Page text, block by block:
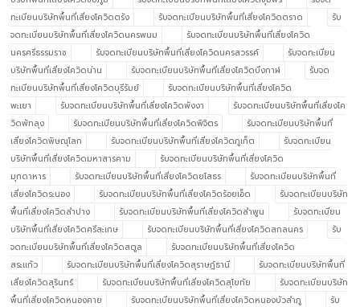
ทะเบียนบริษัทพื้นที่เสี่ยงโควิดตรัง
รับจดทะเบียนบริษัทพื้นที่เสี่ยงโควิดตราด
รับ
จดทะเบียนบริษัทพื้นที่เสี่ยงโควิดนครพนม
รับจดทะเบียนบริษัทพื้นที่เสี่ยงโควิด
นครศรีธรรมราช
รับจดทะเบียนบริษัทพื้นที่เสี่ยงโควิดนครสวรรค์
รับจดทะเบียน
บริษัทพื้นที่เสี่ยงโควิดน่าน
รับจดทะเบียนบริษัทพื้นที่เสี่ยงโควิดบึงกาฬ
รับจด
ทะเบียนบริษัทพื้นที่เสี่ยงโควิดบุรีรัมย์
รับจดทะเบียนบริษัทพื้นที่เสี่ยงโควิด
พะเยา
รับจดทะเบียนบริษัทพื้นที่เสี่ยงโควิดพังงา
รับจดทะเบียนบริษัทพื้นที่เสี่ยงโค
วิดพัทลุง
รับจดทะเบียนบริษัทพื้นที่เสี่ยงโควิดพิจิตร
รับจดทะเบียนบริษัทพื้นที่
เสี่ยงโควิดพิษณุโลก
รับจดทะเบียนบริษัทพื้นที่เสี่ยงโควิดภูเก็ต
รับจดทะเบียน
บริษัทพื้นที่เสี่ยงโควิดมหาสารคาม
รับจดทะเบียนบริษัทพื้นที่เสี่ยงโควิด
มุกดาหาร
รับจดทะเบียนบริษัทพื้นที่เสี่ยงโควิดยโสธร
รับจดทะเบียนบริษัทพื้นที่
เสี่ยงโควิดระนอง
รับจดทะเบียนบริษัทพื้นที่เสี่ยงโควิดร้อยเอ็ด
รับจดทะเบียนบริษัท
พื้นที่เสี่ยงโควิดลำปาง
รับจดทะเบียนบริษัทพื้นที่เสี่ยงโควิดลำพูน
รับจดทะเบียน
บริษัทพื้นที่เสี่ยงโควิดศรีสะเกษ
รับจดทะเบียนบริษัทพื้นที่เสี่ยงโควิดสกลนคร
รับ
จดทะเบียนบริษัทพื้นที่เสี่ยงโควิดสตูล
รับจดทะเบียนบริษัทพื้นที่เสี่ยงโควิด
สระแก้ว
รับจดทะเบียนบริษัทพื้นที่เสี่ยงโควิดสุราษฎ์ธานี
รับจดทะเบียนบริษัทพื้นที่
เสี่ยงโควิดสุรินทร์
รับจดทะเบียนบริษัทพื้นที่เสี่ยงโควิดสุโขทัย
รับจดทะเบียนบริษัท
พื้นที่เสี่ยงโควิดหนองคาย
รับจดทะเบียนบริษัทพื้นที่เสี่ยงโควิดหนองบัวลำภู
รับ